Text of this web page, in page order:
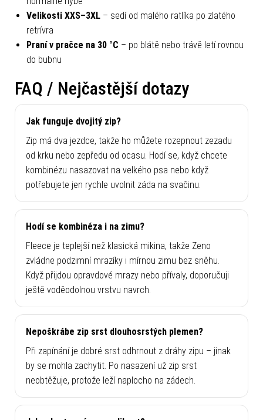
Velikosti XXS–3XL – sedí od malého ratlíka po zlatého
retrívra
Praní v pračce na 30 °C – po blátě nebo trávě letí rovnou
do bubnu
FAQ / Nejčastější dotazy
Jak funguje dvojitý zip?
Zip má dva jezdce, takže ho můžete rozepnout zezadu
od krku nebo zepředu od ocasu. Hodí se, když chcete
kombinézu nasazovat na velkého psa nebo když
potřebujete jen rychle uvolnit záda na svačinu.
Hodí se kombinéza i na zimu?
Fleece je teplejší než klasická mikina, takže Zeno
zvládne podzimní mrazíky i mírnou zimu bez sněhu.
Když přijdou opravdové mrazy nebo přívaly, doporučuji
ještě voděodolnou vrstvu navrch.
Nepoškrábe zip srst dlouhosrstých plemen?
Při zapínání je dobré srst odhrnout z dráhy zipu – jinak
by se mohla zachytit. Po nasazení už zip srst
neobtěžuje, protože leží naplocho na zádech.